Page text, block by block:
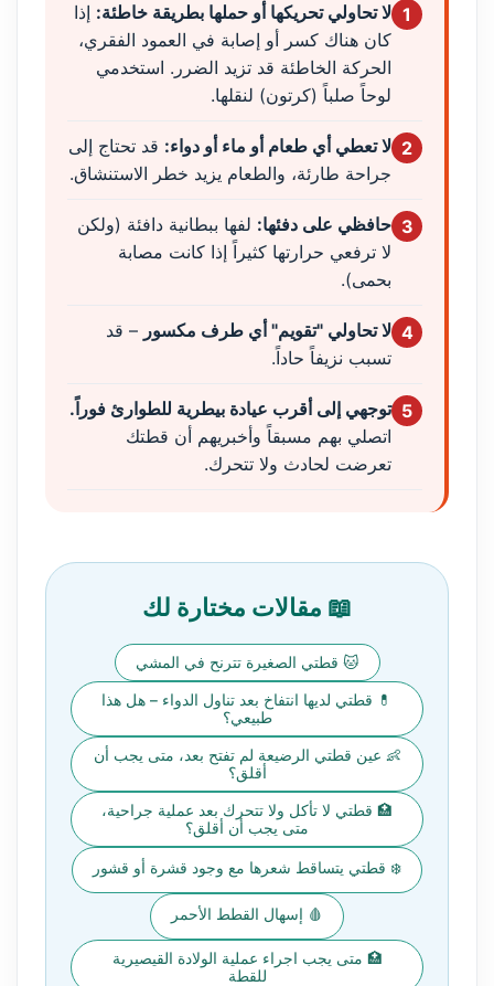
1 لا تحاولي تحريكها أو حملها بطريقة خاطئة: إذا
كان هناك كسر أو إصابة في العمود الفقري،
الحركة الخاطئة قد تزيد الضرر. استخدمي
لوحاً صلباً (كرتون) لنقلها.
2 لا تعطي أي طعام أو ماء أو دواء: قد تحتاج إلى
جراحة طارئة، والطعام يزيد خطر الاستنشاق.
3 حافظي على دفئها: لفها ببطانية دافئة (ولكن
لا ترفعي حرارتها كثيراً إذا كانت مصابة
بحمى).
4 لا تحاولي "تقويم" أي طرف مكسور – قد
تسبب نزيفاً حاداً.
5 توجهي إلى أقرب عيادة بيطرية للطوارئ فوراً.
اتصلي بهم مسبقاً وأخبريهم أن قطتك
تعرضت لحادث ولا تتحرك.
📖 مقالات مختارة لك
🐱 قطتي الصغيرة تترنح في المشي
💊 قطتي لديها انتفاخ بعد تناول الدواء – هل هذا
طبيعي؟
👶 عين قطتي الرضيعة لم تفتح بعد، متى يجب أن
أقلق؟
🏥 قطتي لا تأكل ولا تتحرك بعد عملية جراحية،
متى يجب أن أقلق؟
❄️ قطتي يتساقط شعرها مع وجود قشرة أو قشور
🩸 إسهال القطط الأحمر
🏥 متى يجب اجراء عملية الولادة القيصيرية
للقطة